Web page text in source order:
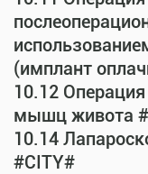
(имплант
10.12
мышц живота
10.14
#CITY#